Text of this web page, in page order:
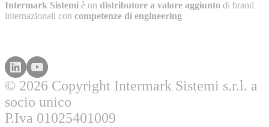
Intermark Sistemi è un distributore a valore aggiunto di brand
internazionali con competenze di engineering
© 2026 Copyright Intermark Sistemi s.r.l. a
socio unico
P.Iva 01025401009